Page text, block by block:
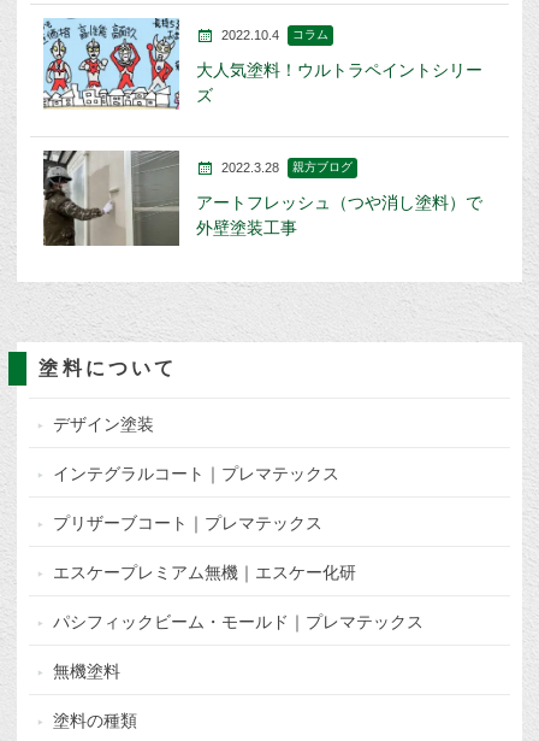
2022.10.4 コラム
大人気塗料！ウルトラペイントシリー
ズ
2022.3.28 親方ブログ
アートフレッシュ（つや消し塗料）で
外壁塗装工事
塗料について
デザイン塗装
インテグラルコート｜プレマテックス
プリザーブコート｜プレマテックス
エスケープレミアム無機｜エスケー化研
パシフィックビーム・モールド｜プレマテックス
無機塗料
塗料の種類